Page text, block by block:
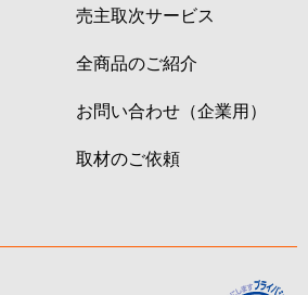
売主取次サービス
全商品のご紹介
お問い合わせ（企業用）
取材のご依頼